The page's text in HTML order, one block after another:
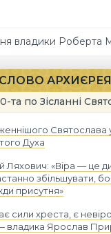
владики Роберта
АРХИЄРЕЯ
та по Зісланні
Святослава
Духа
Ляхович: «Віра — це
збільшувати,
присутня»
сили хреста, є
владика Ярослав